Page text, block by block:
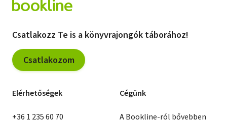
Csatlakozz Te is a könyvrajongók táborához!
Csatlakozom
Elérhetőségek
+36 1 235 60 70
Cégünk
A Bookline-ról bővebben